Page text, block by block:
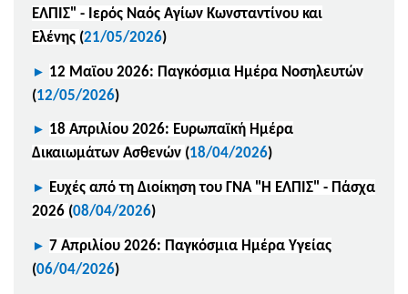
ΕΛΠΙΣ" - Ιερός Ναός Αγίων Κωνσταντίνου και
Ελένης (21/05/2026)
► 12 Μαϊου 2026: Παγκόσμια Ημέρα Νοσηλευτών
(12/05/2026)
► 18 Απριλίου 2026: Ευρωπαϊκή Ημέρα
Δικαιωμάτων Ασθενών (18/04/2026)
►
Ευχές από τη Διοίκηση του ΓΝΑ "Η ΕΛΠΙΣ" - Πάσχα
2026 (08/04/2026)
► 7 Απριλίου 2026: Παγκόσμια Ημέρα Υγείας
(06/04/2026)